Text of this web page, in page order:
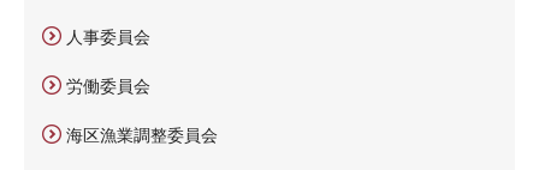
人事委員会
労働委員会
海区漁業調整委員会